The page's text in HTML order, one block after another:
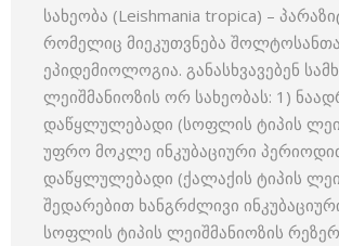
სახეობა (Leishmania tropica) –
რომელიც მიეკუთვნება
ეპიდემიოლოგია. განასხვავებენ
ლეიშმანიოზის ორ სახეობას: 1)
დაწყლულებადი (სოფლის ტიპის
უფრო მოკლე ინკუბაციური
დაწყლულებადი (ქალაქის ტიპის
შედარებით ხანგრძლივი
სოფლის ტიპის ლეიშმანიოზის